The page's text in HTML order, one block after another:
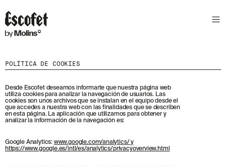
POLÍTICA DE COOKIES
Desde Escofet deseamos informarte que nuestra página web
utiliza cookies para analizar la navegación de usuarios. Las
cookies son unos archivos que se instalan en el equipo desde el
que accedes a nuestra web con las finalidades que se describen
en esta página. La aplicación que utilizamos para obtener y
analizar la información de la navegación es:
Google Analytics: www.google.com/analytics/ y
https://www.google.es/intl/es/analytics/privacyoverview.html